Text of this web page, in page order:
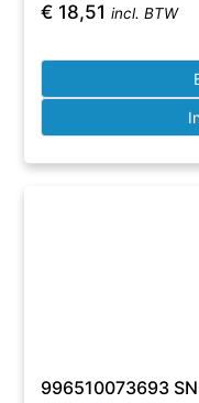
€ 18,51 incl. BTW
996510073693